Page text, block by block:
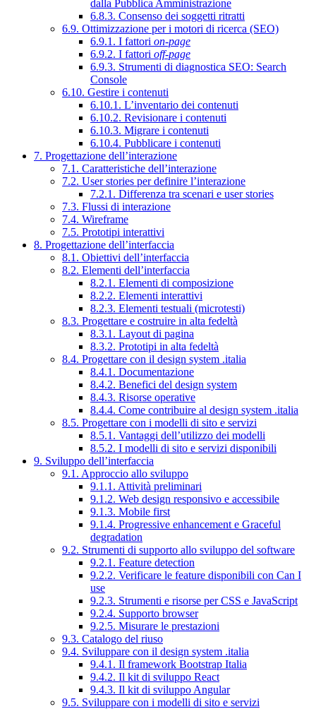
dalla Pubblica Amministrazione
6.8.3. Consenso dei soggetti ritratti
6.9. Ottimizzazione per i motori di ricerca (SEO)
6.9.1. I fattori on-page
6.9.2. I fattori off-page
6.9.3. Strumenti di diagnostica SEO: Search
Console
6.10. Gestire i contenuti
6.10.1. L’inventario dei contenuti
6.10.2. Revisionare i contenuti
6.10.3. Migrare i contenuti
6.10.4. Pubblicare i contenuti
7. Progettazione dell’interazione
7.1. Caratteristiche dell’interazione
7.2. User stories per definire l’interazione
7.2.1. Differenza tra scenari e user stories
7.3. Flussi di interazione
7.4. Wireframe
7.5. Prototipi interattivi
8. Progettazione dell’interfaccia
8.1. Obiettivi dell’interfaccia
8.2. Elementi dell’interfaccia
8.2.1. Elementi di composizione
8.2.2. Elementi interattivi
8.2.3. Elementi testuali (microtesti)
8.3. Progettare e costruire in alta fedeltà
8.3.1. Layout di pagina
8.3.2. Prototipi in alta fedeltà
8.4. Progettare con il design system .italia
8.4.1. Documentazione
8.4.2. Benefici del design system
8.4.3. Risorse operative
8.4.4. Come contribuire al design system .italia
8.5. Progettare con i modelli di sito e servizi
8.5.1. Vantaggi dell’utilizzo dei modelli
8.5.2. I modelli di sito e servizi disponibili
9. Sviluppo dell’interfaccia
9.1. Approccio allo sviluppo
9.1.1. Attività preliminari
9.1.2. Web design responsivo e accessibile
9.1.3. Mobile first
9.1.4. Progressive enhancement e Graceful
degradation
9.2. Strumenti di supporto allo sviluppo del software
9.2.1. Feature detection
9.2.2. Verificare le feature disponibili con Can I
use
9.2.3. Strumenti e risorse per CSS e JavaScript
9.2.4. Supporto browser
9.2.5. Misurare le prestazioni
9.3. Catalogo del riuso
9.4. Sviluppare con il design system .italia
9.4.1. Il framework Bootstrap Italia
9.4.2. Il kit di sviluppo React
9.4.3. Il kit di sviluppo Angular
9.5. Sviluppare con i modelli di sito e servizi